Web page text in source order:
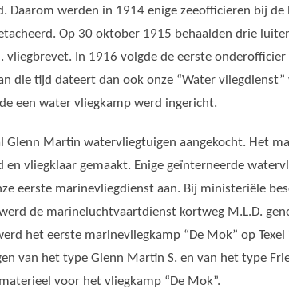
Daarom werden in 1914 enige zeeofficieren bij
Op 30 oktober 1915 behaalden drie
vliegbrevet. In 1916 volgde de eerste
die tijd dateert dan ook onze “Water
een water vliegkamp werd ingericht.
Glenn Martin watervliegtuigen aangekocht. Het
en vliegklaar gemaakt. Enige geïnterneerde
eerste marinevliegdienst aan. Bij ministeriële
de marineluchtvaartdienst kortweg M.L.D.
het eerste marinevliegkamp “De Mok” op
van het type Glenn Martin S. en van het type
voor het vliegkamp “De Mok”.